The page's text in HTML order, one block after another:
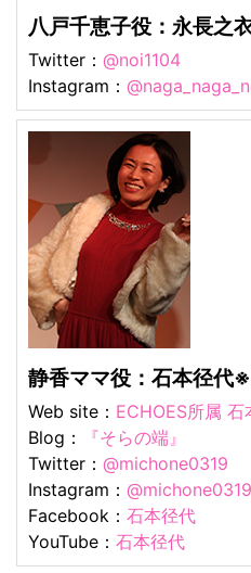
八戸千恵子役：永長之
Twitter： @noi1104
Instagram：
静香ママ役：石本径代
Web site： ECHOES所属 石
Blog：
『そらの端』
Twitter： @michone0319
Instagram： @michone0319
Facebook： 石本径代
YouTube： 石本径代